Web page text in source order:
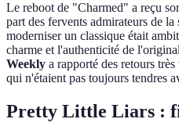
Le reboot de "Charmed" a reçu
part des fervents admirateurs de
moderniser un classique était
charme et l'authenticité de
Weekly a rapporté des retours
qui n'étaient pas toujours tendres
Pretty Little Liars :